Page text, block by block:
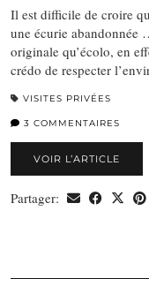
Il est difficile de croire
une écurie abandonnée
originale qu’écolo, en
crédo de respecter
VISITES PRIVÉES
3 COMMENTAIRES
VOIR L’ARTICLE
Partager: